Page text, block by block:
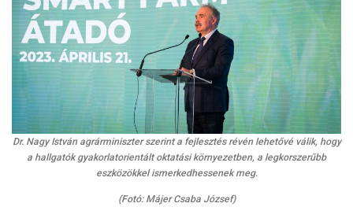
Dr. Nagy István agrárminiszter szerint a fejlesztés révén lehetővé válik, hogy
a hallgatók gyakorlatorientált oktatási környezetben, a legkorszerűbb
eszközökkel ismerkedhessenek meg.
(Fotó: Májer Csaba József)